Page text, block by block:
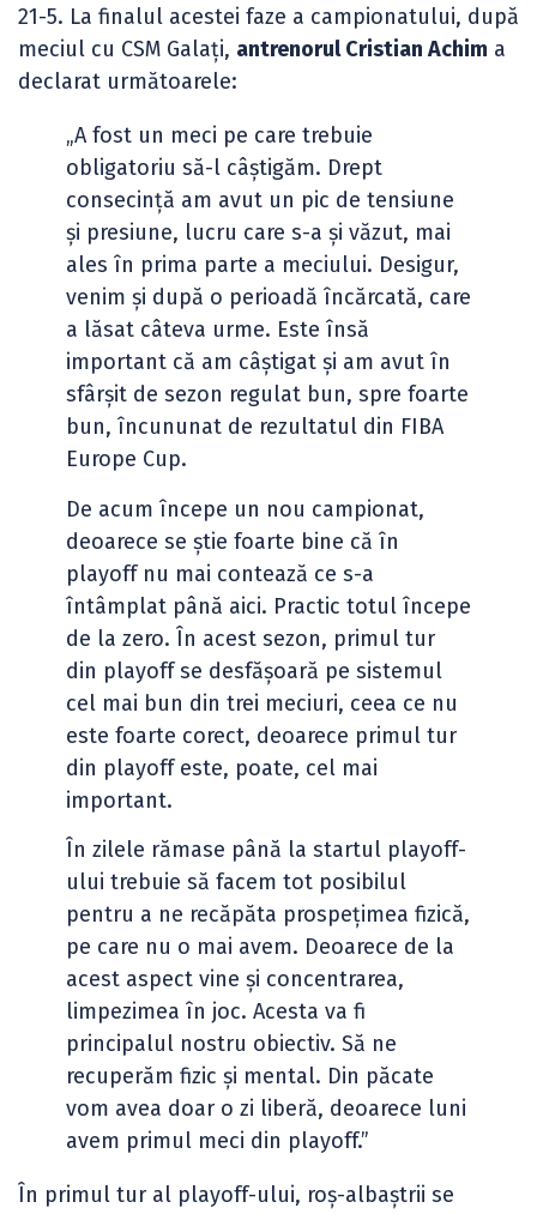
21-5. La finalul acestei faze a campionatului, după
meciul cu CSM Galați, antrenorul Cristian Achim a
declarat următoarele:
„A fost un meci pe care trebuie
obligatoriu să-l câștigăm. Drept
consecință am avut un pic de tensiune
și presiune, lucru care s-a și văzut, mai
ales în prima parte a meciului. Desigur,
venim și după o perioadă încărcată, care
a lăsat câteva urme. Este însă
important că am câștigat și am avut în
sfârșit de sezon regulat bun, spre foarte
bun, încununat de rezultatul din FIBA
Europe Cup.
De acum începe un nou campionat,
deoarece se știe foarte bine că în
playoff nu mai contează ce s-a
întâmplat până aici. Practic totul începe
de la zero. În acest sezon, primul tur
din playoff se desfășoară pe sistemul
cel mai bun din trei meciuri, ceea ce nu
este foarte corect, deoarece primul tur
din playoff este, poate, cel mai
important.
În zilele rămase până la startul playoff-
ului trebuie să facem tot posibilul
pentru a ne recăpăta prospețimea fizică,
pe care nu o mai avem. Deoarece de la
acest aspect vine și concentrarea,
limpezimea în joc. Acesta va fi
principalul nostru obiectiv. Să ne
recuperăm fizic și mental. Din păcate
vom avea doar o zi liberă, deoarece luni
avem primul meci din playoff.”
În primul tur al playoff-ului, roș-albaștrii se